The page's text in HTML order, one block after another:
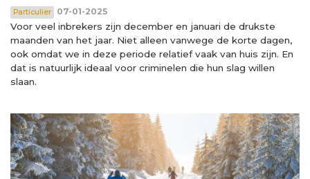
Particulier 07-01-2025
Voor veel inbrekers zijn december en januari de drukste
maanden van het jaar. Niet alleen vanwege de korte dagen,
ook omdat we in deze periode relatief vaak van huis zijn. En
dat is natuurlijk ideaal voor criminelen die hun slag willen
slaan.